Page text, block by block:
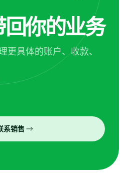
你的业务
更具体的账户、收款、
系销售